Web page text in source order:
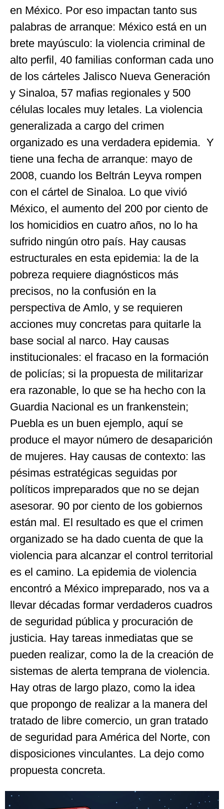
en México. Por eso impactan tanto sus
palabras de arranque: México está en un
brete mayúsculo: la violencia criminal de
alto perfil, 40 familias conforman cada uno
de los cárteles Jalisco Nueva Generación
y Sinaloa, 57 mafias regionales y 500
células locales muy letales. La violencia
generalizada a cargo del crimen
organizado es una verdadera epidemia. Y
tiene una fecha de arranque: mayo de
2008, cuando los Beltrán Leyva rompen
con el cártel de Sinaloa. Lo que vivió
México, el aumento del 200 por ciento de
los homicidios en cuatro años, no lo ha
sufrido ningún otro país. Hay causas
estructurales en esta epidemia: la de la
pobreza requiere diagnósticos más
precisos, no la confusión en la
perspectiva de Amlo, y se requieren
acciones muy concretas para quitarle la
base social al narco. Hay causas
institucionales: el fracaso en la formación
de policías; si la propuesta de militarizar
era razonable, lo que se ha hecho con la
Guardia Nacional es un frankenstein;
Puebla es un buen ejemplo, aquí se
produce el mayor número de desaparición
de mujeres. Hay causas de contexto: las
pésimas estratégicas seguidas por
políticos impreparados que no se dejan
asesorar. 90 por ciento de los gobiernos
están mal. El resultado es que el crimen
organizado se ha dado cuenta de que la
violencia para alcanzar el control territorial
es el camino. La epidemia de violencia
encontró a México impreparado, nos va a
llevar décadas formar verdaderos cuadros
de seguridad pública y procuración de
justicia. Hay tareas inmediatas que se
pueden realizar, como la de la creación de
sistemas de alerta temprana de violencia.
Hay otras de largo plazo, como la idea
que propongo de realizar a la manera del
tratado de libre comercio, un gran tratado
de seguridad para América del Norte, con
disposiciones vinculantes. La dejo como
propuesta concreta.